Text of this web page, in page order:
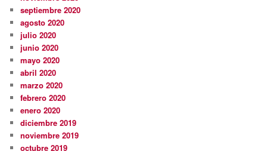
septiembre 2020
agosto 2020
julio 2020
junio 2020
mayo 2020
abril 2020
marzo 2020
febrero 2020
enero 2020
diciembre 2019
noviembre 2019
octubre 2019